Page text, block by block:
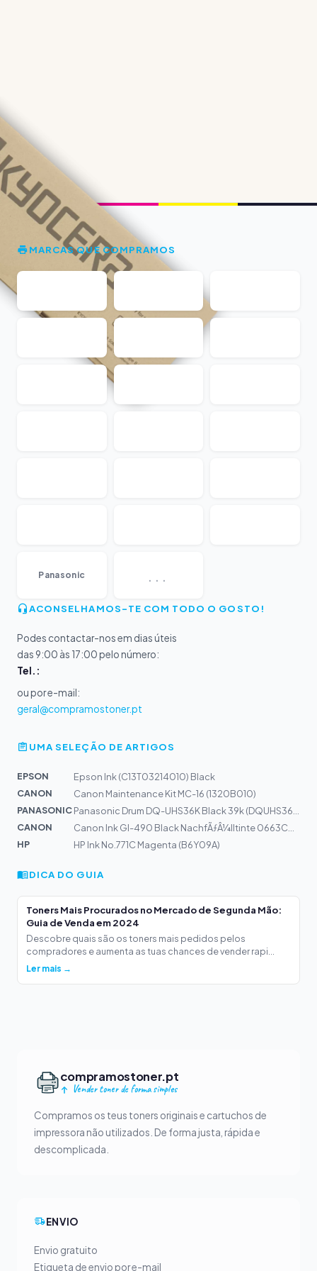
MARCAS QUE COMPRAMOS
Panasonic ...
ACONSELHAMOS-TE COM TODO O GOSTO!
Podes contactar-nos em dias úteis
das 9:00 às 17:00 pelo número:
Tel.:
ou por e-mail:
geral@compramostoner.pt
UMA SELEÇÃO DE ARTIGOS
EPSON
Epson Ink (C13T03214010) Black
CANON
Canon Maintenance Kit MC-16 (1320B010)
PANASONIC
Panasonic Drum DQ-UHS36K Black 39k (DQUHS36KPB)
CANON
Canon Ink GI-490 Black NachfÃƒÂ¼lltinte 0663C001
HP
HP Ink No.771C Magenta (B6Y09A)
DICA DO GUIA
Toners Mais Procurados no Mercado de Segunda Mão:
Guia de Venda em 2024
Descobre quais são os toners mais pedidos pelos
compradores e aumenta as tuas chances de vender rapi...
Ler mais →
compramostoner.pt
Vender toner de forma simples
Compramos os teus toners originais e cartuchos de
impressora não utilizados. De forma justa, rápida e
descomplicada.
ENVIO
Envio gratuito
Etiqueta de envio por e-mail